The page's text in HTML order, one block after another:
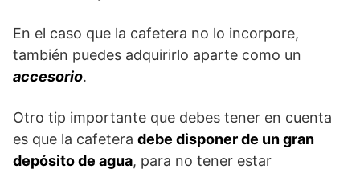
En el caso que la cafetera no lo incorpore,
también puedes adquirirlo aparte como un
accesorio.
Otro tip importante que debes tener en cuenta
es que la cafetera debe disponer de un gran
depósito de agua, para no tener estar